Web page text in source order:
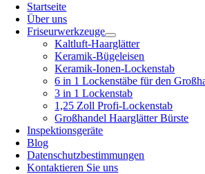
Startseite
Über uns
Friseurwerkzeuge
Kaltluft-Haarglätter
Keramik-Bügeleisen
Keramik-Ionen-Lockenstab
6 in 1 Lockenstäbe für den
3 in 1 Lockenstab
1,25 Zoll Profi-Lockenstab
Großhandel Haarglätter Bürste
Inspektionsgeräte
Blog
Datenschutzbestimmungen
Kontaktieren Sie uns